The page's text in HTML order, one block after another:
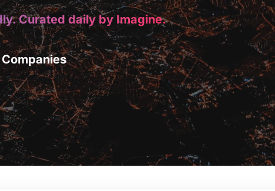
Curated daily by Imagine.